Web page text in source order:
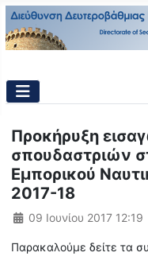
Προκήρυξη
σπουδαστριών
Εμπορικού
2017-18
Λεπτομέρειες
09 Ιουνίου 2017 12:19
Παρακαλούμε δείτε τα